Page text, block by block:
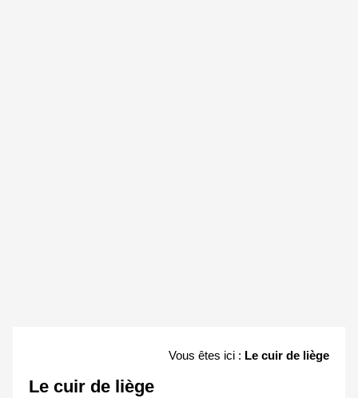
Vous êtes ici : Le cuir de liège
Le cuir de liège